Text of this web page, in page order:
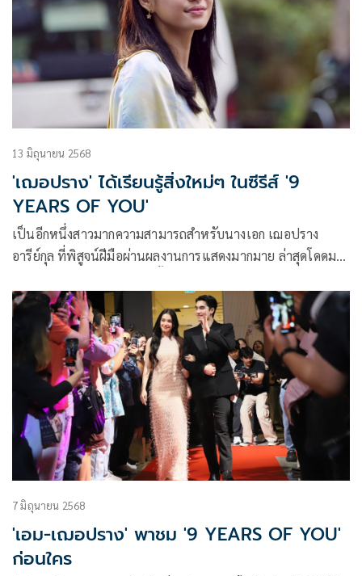
13 มิถุนายน 2568
'เฌอปราง' ได้เรียนรู้สิ่งใหม่ๆ ในซีรีส์ '9
YEARS OF YOU'
เป็นอีกหนึ่งสาวมากความสามารถสำหรับนางเอก เฌอปราง
อารีย์กุล ที่พิสูจน์ฝีมือผ่านผลงานการแสดงมากมาย ล่าสุดโดดมา
แต่ละปีที่มีเธอ ในบท นับดาว สาวสดใส ร่าเริง เป็นพลังบวกให้
กับทุกคน แถมเอ็กซ์โทรเวิร์ตสุดๆ งานนี้เจ้าตัวถึงกับเอ่ยปากว่า
แตกต่างจากตัวเองโดยสิ้นเชิง
7 มิถุนายน 2568
'เอม-เฌอปราง' พาชม '9 YEARS OF YOU'
ก่อนใคร